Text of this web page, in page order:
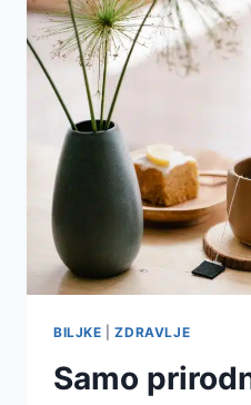
BILJKE |ZDRAVLJE
Samo